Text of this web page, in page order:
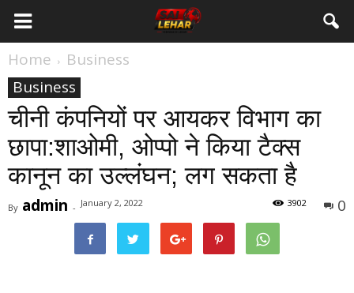
Home
Business
Business
चीनी कंपनियों पर आयकर विभाग का
छापा:शाओमी, ओप्पो ने किया टैक्स
कानून का उल्लंघन; लग सकता है
By admin - January 2, 2022 0
3902